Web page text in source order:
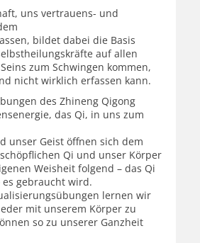
uns vertrauens- und
bildet dabei die Basis
auf allen
zum Schwingen kommen,
nicht wirklich erfassen kann.
des Zhineng Qigong
das Qi, in uns zum
unser Geist öffnen sich dem
Qi und unser Körper
Weisheit folgend – das Qi
gebraucht wird.
lernen wir
mit unserem Körper zu
so zu unserer Ganzheit